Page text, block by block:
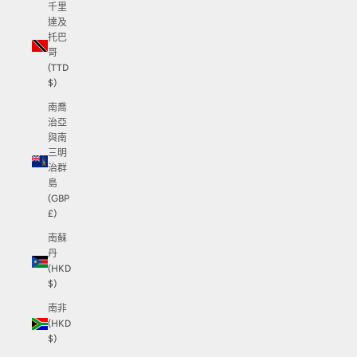
千里
達及
托巴
哥
(TTD
$)
南喬
治亞
與南
三明
治群
島
(GBP
£)
南蘇
丹
(HKD
$)
南非
(HKD
$)